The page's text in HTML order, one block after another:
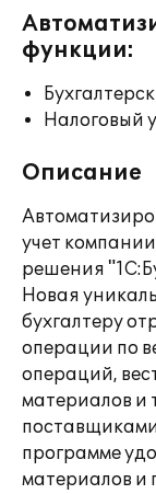
функции:
Налоговый
Описание
учет
решения
Новая
бухгалтеру
операции по
операций,
материалов и
программе
материалов и